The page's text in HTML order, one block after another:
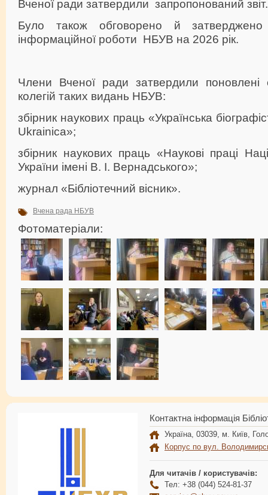
Вченої ради затвердили запропонований звіт.
Було також обговорено й затверджено
інформаційної роботи НБУВ на 2026 рік.
Члени Вченої ради затвердили поновлені
колегій таких видань НБУВ:
збірник наукових праць «Українська
Ukrainica»;
збірник наукових праць «Наукові праці
України імені В. І. Вернадського»;
журнал «Бібліотечний вісник».
Вчена рада НБУВ
Фотоматеріали:
Контактна інформація
Україна, 03039, м. Київ,
Корпус по вул.
Для читачів / користувачів:
Тел: +38 (044) 524-81-37